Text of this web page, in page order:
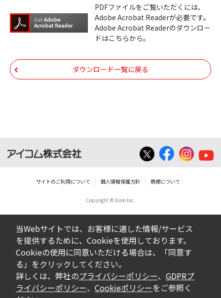
ダウンロードした取扱説明書は、複製、賃
貸、改変、公衆送信、または公衆送信可能
化することはできません。
いは無償を問わず、第三者に譲渡あるいは
使用させる事ができません。
ダウンロードした取扱説明書等に使用され
の転用は一切出来ません。
ダウンロードした取扱説明書およびその他す
べての掲載物の変更は一切行わないでくださ
い。お客様による内容の変更により、何らか
の欠陥が生じたとしても、弊社では一切の保
証をいたしません。また、内容の変更の結
果、万一お客様に損害が生じたとしても、弊
社及び販売店等は一切の責任を負いません。
PDFファイルをご覧いただくには、
Adobe Acrobat Readerが必要です。
Adobe Acrobat Readerのダウンロー
ドはこちらから。
ダウンロード一覧に戻る
サイトのご利用について 個人情報保護方針 商標について
Copyright © Icom Inc.
当Webサイトでは、お客様に適した情報/サービス
を提供するために、Cookieを使用しております。
Cookieの使用に同意いただける場合は、「同意す
る」をクリックしてください。
詳しくは、弊社のプライバシーポリシー、 GDPRプ
ライバシーポリシー、 Cookieポリシーをご参照く